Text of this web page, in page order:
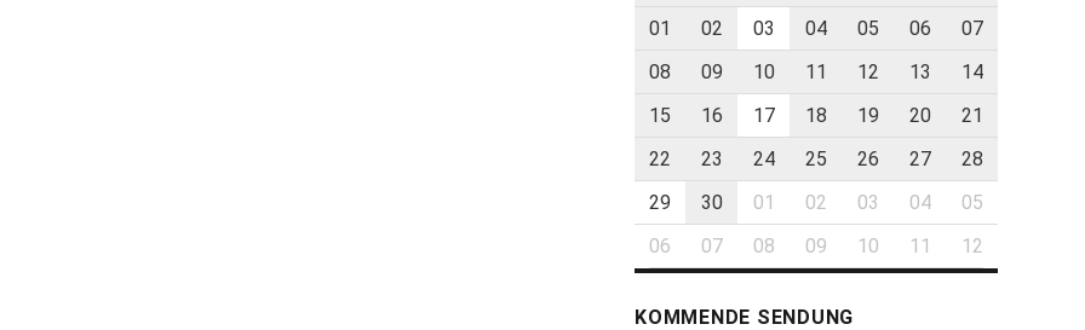
01
02 03 04 05 06
07
08
09 10 11 12 13
14
15
16 17 18 19 20
21
22
23 24 25 26 27
28
29
30 01 02 03 04
05
06
07 08 09 10 11 12
KOMMENDE SENDUNG